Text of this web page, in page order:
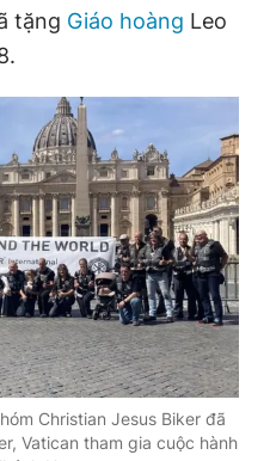
Liên hệ quảng cáo
0908 780 404
Tòa soạn Chính sách bảo
Thành
cấp ngày 24.3.2020
Báo Thanh Niên. Cấm sao
có sự chấp thuận bằng văn
JSC.
tặng Giáo hoàng Leo
Christian Jesus Biker đã
Vatican tham gia cuộc hành